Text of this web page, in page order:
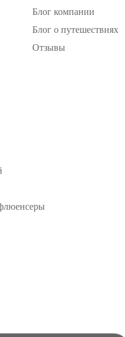
Блог компании
Блог о путешествиях
Отзывы